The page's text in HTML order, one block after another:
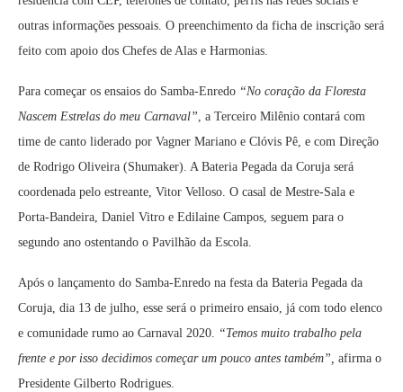
outras informações pessoais. O preenchimento da ficha de inscrição será
feito com apoio dos Chefes de Alas e Harmonias.
Para começar os ensaios do Samba-Enredo “No coração da Floresta
Nascem Estrelas do meu Carnaval”, a Terceiro Milênio contará com
time de canto liderado por Vagner Mariano e Clóvis Pê, e com Direção
de Rodrigo Oliveira (Shumaker). A Bateria Pegada da Coruja será
coordenada pelo estreante, Vitor Velloso. O casal de Mestre-Sala e
Porta-Bandeira, Daniel Vitro e Edilaine Campos, seguem para o
segundo ano ostentando o Pavilhão da Escola.
Após o lançamento do Samba-Enredo na festa da Bateria Pegada da
Coruja, dia 13 de julho, esse será o primeiro ensaio, já com todo elenco
e comunidade rumo ao Carnaval 2020. “Temos muito trabalho pela
frente e por isso decidimos começar um pouco antes também”, afirma o
Presidente Gilberto Rodrigues.